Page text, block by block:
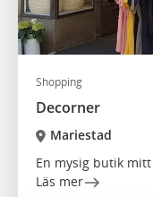
Shopping
Decorner
Mariestad
En mysig butik
Läs mer